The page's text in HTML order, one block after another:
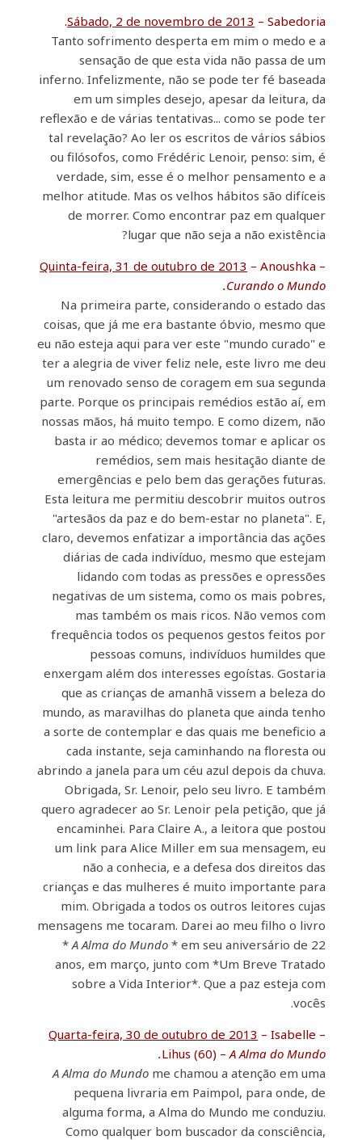
Sábado, 2 de novembro de 2013 – Sabedoria.
Tanto sofrimento desperta em mim o medo e a
sensação de que esta vida não passa de um
inferno. Infelizmente, não se pode ter fé baseada
em um simples desejo, apesar da leitura, da
reflexão e de várias tentativas... como se pode ter
tal revelação? Ao ler os escritos de vários sábios
ou filósofos, como Frédéric Lenoir, penso: sim, é
verdade, sim, esse é o melhor pensamento e a
melhor atitude. Mas os velhos hábitos são difíceis
de morrer. Como encontrar paz em qualquer
lugar que não seja a não existência?
Quinta-feira, 31 de outubro de 2013 – Anoushka –
Curando o Mundo.
Na primeira parte, considerando o estado das
coisas, que já me era bastante óbvio, mesmo que
eu não esteja aqui para ver este "mundo curado" e
ter a alegria de viver feliz nele, este livro me deu
um renovado senso de coragem em sua segunda
parte. Porque os principais remédios estão aí, em
nossas mãos, há muito tempo. E como dizem, não
basta ir ao médico; devemos tomar e aplicar os
remédios, sem mais hesitação diante de
emergências e pelo bem das gerações futuras.
Esta leitura me permitiu descobrir muitos outros
"artesãos da paz e do bem-estar no planeta". E,
claro, devemos enfatizar a importância das ações
diárias de cada indivíduo, mesmo que estejam
lidando com todas as pressões e opressões
negativas de um sistema, como os mais pobres,
mas também os mais ricos. Não vemos com
frequência todos os pequenos gestos feitos por
pessoas comuns, indivíduos humildes que
enxergam além dos interesses egoístas. Gostaria
que as crianças de amanhã vissem a beleza do
mundo, as maravilhas do planeta que ainda tenho
a sorte de contemplar e das quais me beneficio a
cada instante, seja caminhando na floresta ou
abrindo a janela para um céu azul depois da chuva.
Obrigada, Sr. Lenoir, pelo seu livro. E também
quero agradecer ao Sr. Lenoir pela petição, que já
encaminhei. Para Claire A., a leitora que postou
um link para Alice Miller em sua mensagem, eu
não a conhecia, e a defesa dos direitos das
crianças e das mulheres é muito importante para
mim. Obrigada a todos os outros leitores cujas
mensagens me tocaram. Darei ao meu filho o livro
*A Alma do Mundo * em seu aniversário de 22
anos, em março, junto com *Um Breve Tratado
sobre a Vida Interior*. Que a paz esteja com
vocês.
Quarta-feira, 30 de outubro de 2013 – Isabelle –
Lihus (60) – A Alma do Mundo.
A Alma do Mundo me chamou a atenção em uma
pequena livraria em Paimpol, para onde, de
alguma forma, a Alma do Mundo me conduziu.
Como qualquer bom buscador da consciência,